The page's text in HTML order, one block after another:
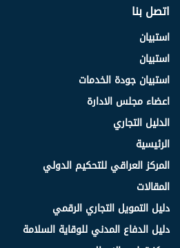
اتصل بنا
استبيان
استبيان
استبيان جودة الخدمات
اعضاء مجلس الادارة
الدليل التجاري
الرئيسية
المركز العراقي للتحكيم الدولي
المقالات
دليل التمويل التجاري الرقمي
دليل الدفاع المدني للوقاية السلامة